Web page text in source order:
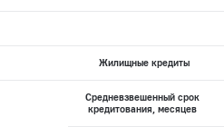
Жилищные кредиты
Средневзвешенный срок
кредитования, месяцев